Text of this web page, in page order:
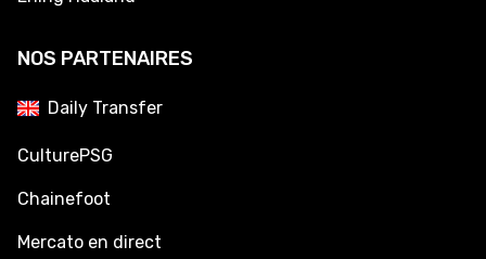
NOS PARTENAIRES
Daily Transfer
CulturePSG
Chainefoot
Mercato en direct